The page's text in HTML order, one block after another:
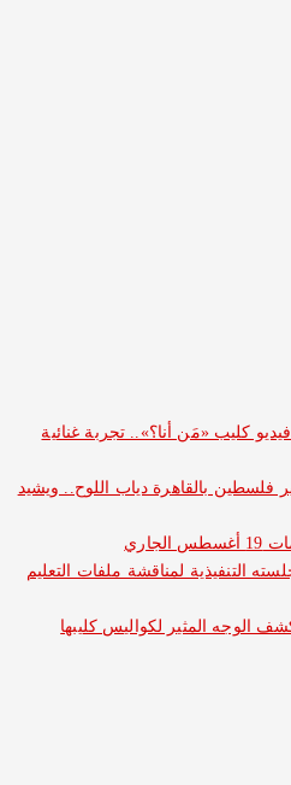
أنا؟».. تجربة غنائية
دياب اللوح.. ويشيد
لمناقشة ملفات التعليم
لكواليس كليبها